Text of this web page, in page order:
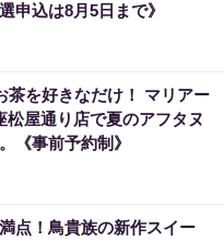
申込は8月5日まで》
茶を好きなだけ！ マリアー
松屋通り店で夏のアフタヌ
《事前予約制》
点！鳥貴族の新作スイー